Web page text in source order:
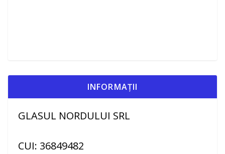
INFORMAȚII
GLASUL NORDULUI SRL
CUI: 36849482